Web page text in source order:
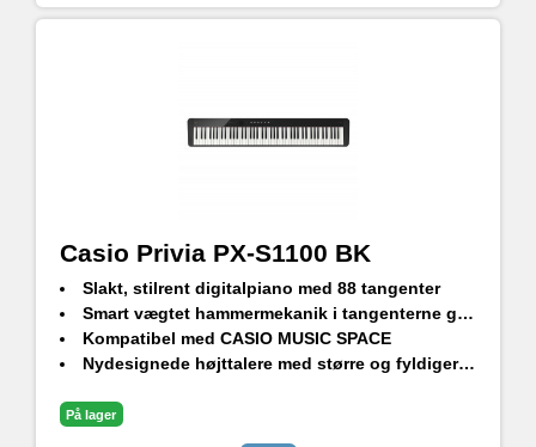
Casio Privia PX-S1100 BK
Slakt, stilrent digitalpiano med 88 tangenter
Smart vægtet hammermekanik i tangenterne giver naturtro flygelfornemmelse
Kompatibel med CASIO MUSIC SPACE
Nydesignede højttalere med større og fyldigere lyd
18 indbyggede lyde
På lager